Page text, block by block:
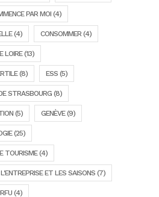
PAR MOI (4)
(4) CONSOMMER(4)
LOIRE(13)
(8) ESS (5)
STRASBOURG (8)
(5) GENÈVE(9)
(25)
TOURISME(4)
L'ENTREPRISE ET LES SAISONS (7)
(4)